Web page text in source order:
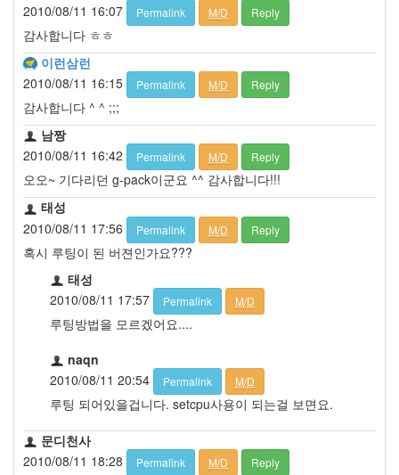
2010/08/11 16:07
Permalink M/D Reply
감사합니다 ㅎㅎ
이런삼런
2010/08/11 16:15
Permalink M/D Reply
감사합니다 ^ ^ ;;;
남짱
2010/08/11 16:42
Permalink M/D Reply
오오~ 기다리던 g-pack이군요 ^^ 감사합니다!!!
태성
2010/08/11 17:56
Permalink M/D Reply
혹시 루팅이 된 버젼인가요???
태성
2010/08/11 17:57
Permalink M/D
루팅방법을 모르겠어요....
naqn
2010/08/11 20:54
Permalink M/D
루팅 되어있을겁니다. setcpu사용이 되는걸 보면요.
문디천사
2010/08/11 18:28
Permalink M/D Reply